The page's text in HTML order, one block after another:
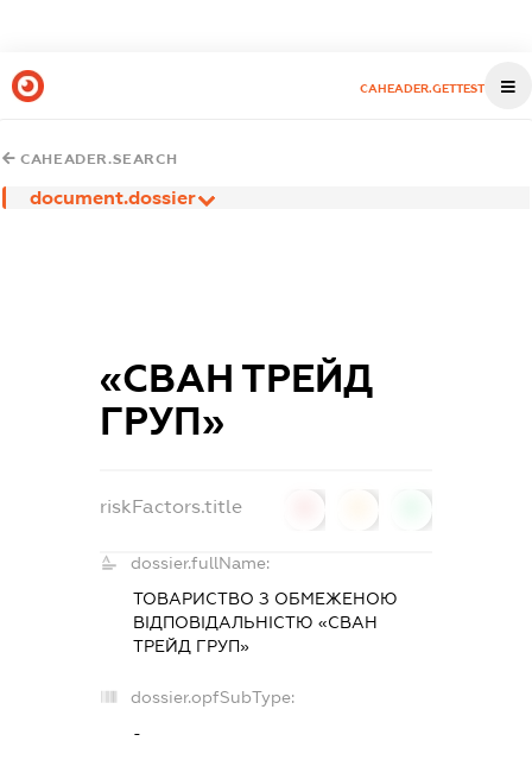
CAHEADER.GETTEST
CAHEADER.SEARCH
document.dossier
«СВАН ТРЕЙД
ГРУП»
riskFactors.title
dossier.fullName:
ТОВАРИСТВО З ОБМЕЖЕНОЮ
ВІДПОВІДАЛЬНІСТЮ «СВАН
ТРЕЙД ГРУП»
dossier.opfSubType:
-